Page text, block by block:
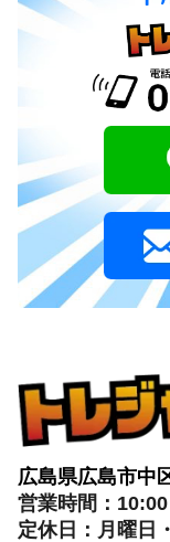
広島県広島市中
営業時間：
定休日：月曜日